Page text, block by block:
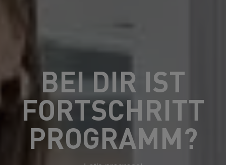
BEI DIR IST
FORTSCHRITT
PROGRAMM?